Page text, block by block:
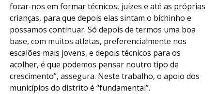
focar-nos em formar técnicos, juízes e até as próprias
crianças, para que depois elas sintam o bichinho e
possamos continuar. Só depois de termos uma boa
base, com muitos atletas, preferencialmente nos
escalões mais jovens, e depois técnicos para os
acolher, é que podemos pensar noutro tipo de
crescimento”, assegura. Neste trabalho, o apoio dos
municípios do distrito é “fundamental”.